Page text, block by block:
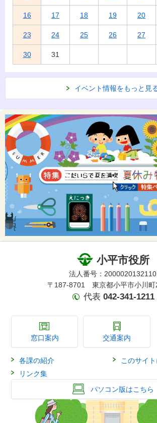
16 17 18 19 20
23 24 25 26 27
30 31
イベント情報をもっと見
小平市役所
法人番号：2000020132110
〒187-8701 東京都小平市小川町
代表 042-341-1211
窓口案内 交通案内
各課の紹介
このサイ
リンク集
パソコン版はこちら